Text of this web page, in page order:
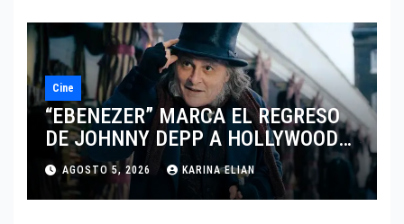
Cine
“EBENEZER” MARCA EL REGRESO
DE JOHNNY DEPP A HOLLYWOOD
TRAS SU PASO POR EL CINE
INDEPENDIENTE EUROPEO
AGOSTO 5, 2026 KARINA ELIAN